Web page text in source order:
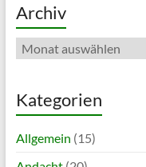
Archiv
Archiv
Kategorien
Allgemein (15)